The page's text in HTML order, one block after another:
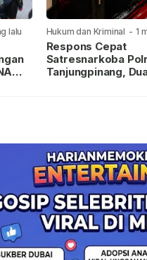
lalu Hukum dan Kriminal - 1
lalu
Respons Cepat
Satresnarkoba
Tanjungpinang,